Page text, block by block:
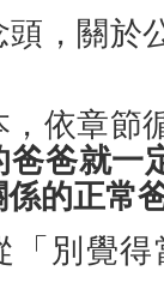
頭，關於
，依章節
爸爸就一
的正常
「別覺